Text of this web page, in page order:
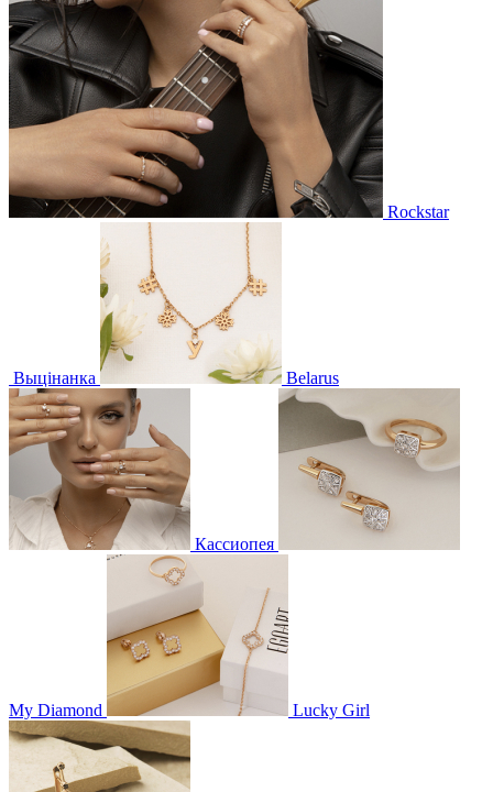
Rockstar
Выцінанка Belarus
Кассиопея
My Diamond Lucky Girl